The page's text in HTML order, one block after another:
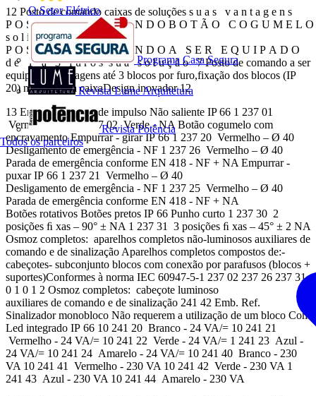
O Setor Elétrico
Programa Casa Segura
Revista Lume Arquitetura
Revista Potência
Todos os parceiros
12 Posto de comando caixas de soluções s u a s v a n t a g e n s
P O S T O D E C O M A N D O B O T Ã O C O G U M E L O
s o l i c i t a r b o t ã o
P O S T O D E C O M A N D O A S E R E Q U I P A D O
d e 1 a 3 f u r o s s u a s o l u ç ã o 7 Posto de comando a ser
equipado: montagens até 3 blocos por furo,fixação dos blocos (IP
20) no fundo da caixaDesign inovador 12
13 Emb. Ref. Botão de impulso Não saliente IP 66 1 237 01
Vermelho - NF 1 237 02 Verde - NA Botão cogumelo com
encravamento Empurrar - girar IP 66 1 237 20 Vermelho – Ø 40
Desligamento de emergência - NF 1 237 26 Vermelho – Ø 40
Parada de emergência conforme EN 418 - NF + NA Empurrar -
puxar IP 66 1 237 21 Vermelho – Ø 40
Desligamento de emergência - NF 1 237 25 Vermelho – Ø 40
Parada de emergência conforme EN 418 - NF + NA
Botões rotativos Botões pretos IP 66 Punho curto 1 237 30 2
posições ﬁ xas – 90° ± NA 1 237 31 3 posições ﬁ xas – 45° ± 2 NA
Osmoz completos: aparelhos completos não-luminosos auxiliares de
comando e de sinalização Aparelhos completos compostos de:-
cabeçotes- subconjunto blocos com conexão por parafusos (blocos +
suportes)Conformes à norma IEC 60947-5-1 237 02 237 26 237 31
0 1 0 1 2 Osmoz completos: cabeçote luminoso
auxiliares de comando e de sinalização 241 42 Emb. Ref.
Sinalizador monobloco Não requerem a utilização de um bloco Com
Led integrado IP 66 10 241 20 Branco - 24 VA/= 10 241 21
Vermelho - 24 VA/= 10 241 22 Verde - 24 VA/= 1 241 23 Azul -
24 VA/= 10 241 24 Amarelo - 24 VA/= 10 241 40 Branco - 230
VA 10 241 41 Vermelho - 230 VA 10 241 42 Verde - 230 VA 1
241 43 Azul - 230 VA 10 241 44 Amarelo - 230 VA